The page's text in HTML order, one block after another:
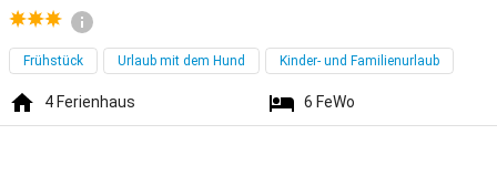
Frühstück Urlaub mit dem Hund Kinder- und Familienurlaub
4 Ferienhaus 6 FeWo